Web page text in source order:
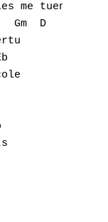
me tuent
D